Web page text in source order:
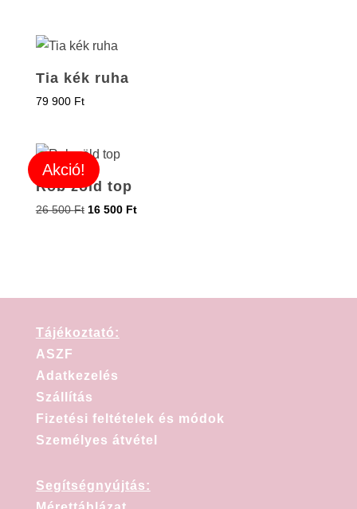
Tia kék ruha
79 900 Ft
Akció!
Rob zöld top
26 500Ft 16 500 Ft
Tájékoztató:
ASZF
Adatkezelés
Szállítás
Fizetési feltételek és módok
Személyes átvétel
Segítségnyújtás: